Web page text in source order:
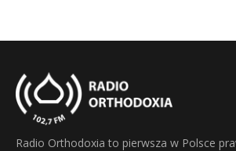
Radio Orthodoxia to pierwsza w Polsce